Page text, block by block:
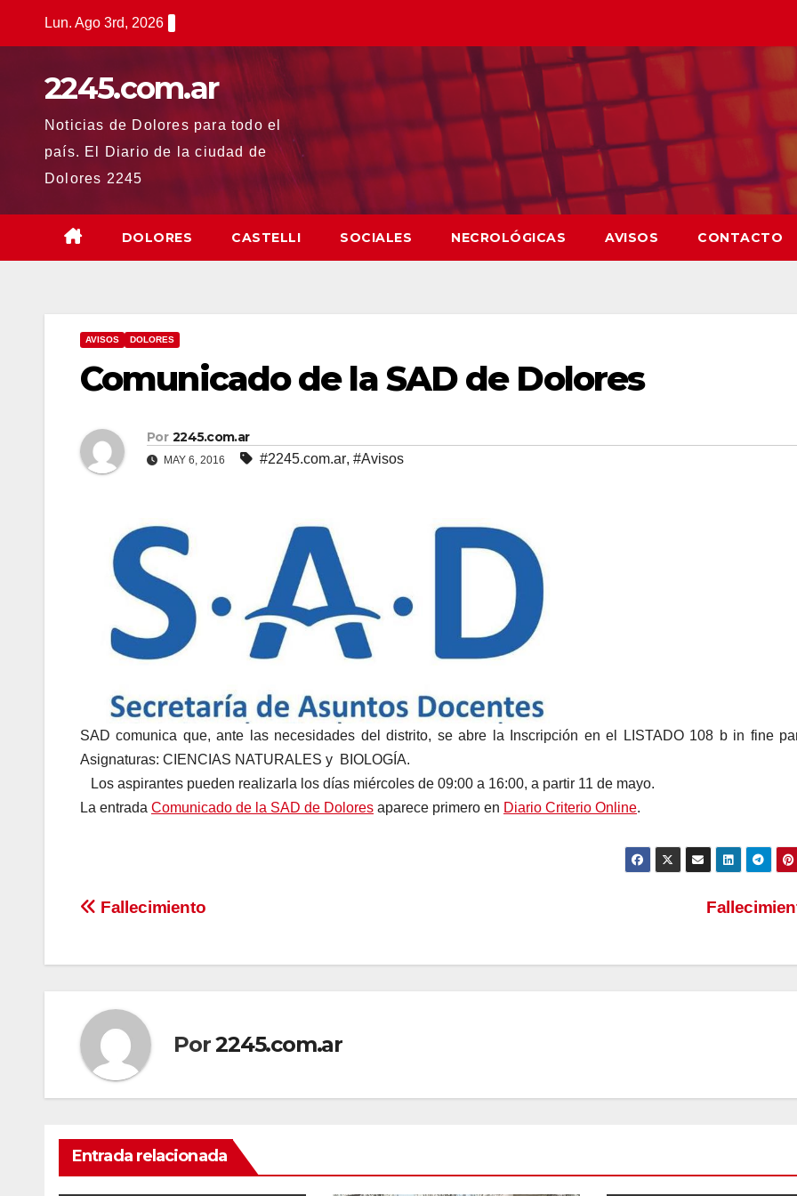
Lun. Ago 3rd, 2026
2245.com.ar
Noticias de Dolores para todo el
país. El Diario de la ciudad de
Dolores 2245
DOLORES CASTELLI SOCIALES NECROLÓGICAS AVISOS CONTACTO
AVISOS DOLORES
Comunicado de la SAD de Dolores
Por 2245.com.ar
MAY 6, 2016 #2245.com.ar, #Avisos
SAD comunica que, ante las necesidades del distrito, se abre la Inscripción en el LISTADO 108 b in fine
Asignaturas: CIENCIAS NATURALES y BIOLOGÍA.
Los aspirantes pueden realizarla los días miércoles de 09:00 a 16:00, a partir 11 de mayo.
La entrada Comunicado de la SAD de Dolores aparece primero en Diario Criterio Online.
Navegación
Fallecimiento
Por2245.com.ar
Entrada relacionada